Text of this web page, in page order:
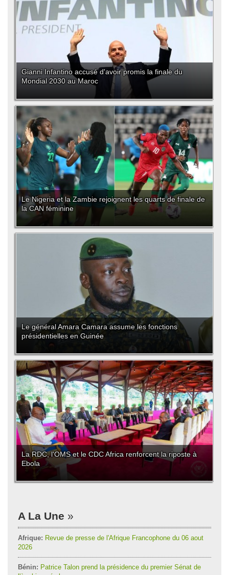
Gianni Infantino accusé d'avoir promis la finale du
Mondial 2030 au Maroc
Le Nigeria et la Zambie rejoignent les quarts de finale de
la CAN féminine
Le général Amara Camara assume les fonctions
présidentielles en Guinée
La RDC, l'OMS et le CDC Africa renforcent la riposte à
Ebola
A La Une
Afrique: Revue de presse de l'Afrique Francophone du 06 aout
2026
Bénin: Patrice Talon prend la présidence du premier Sénat de